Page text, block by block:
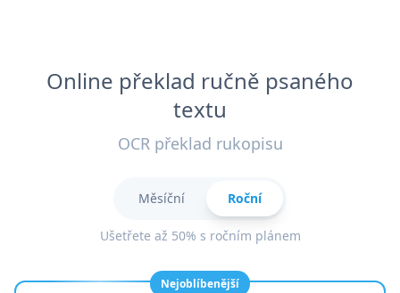
Online překlad ručně psaného
textu
OCR překlad rukopisu
Měsíční Roční
Ušetřete až 50% s ročním plánem
Nejoblíbenější